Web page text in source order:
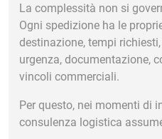
La complessità non si
Ogni spedizione ha le
destinazione, tempi
urgenza, documentazione,
vincoli commerciali.
Per questo, nei momenti di
consulenza logistica